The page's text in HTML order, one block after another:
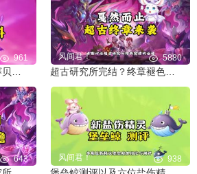
961 风间君！ 5880
643 风间君！ 938